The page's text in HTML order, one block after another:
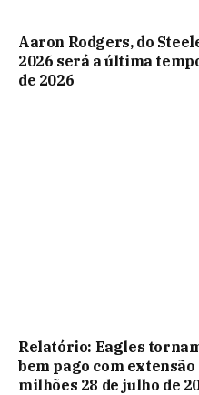
Aaron Rodgers, do
2026 será a última
de 2026
Relatório: Eagles
bem pago com extensão
milhões 28 de julho de